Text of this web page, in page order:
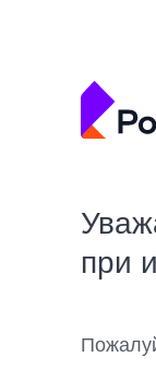
при